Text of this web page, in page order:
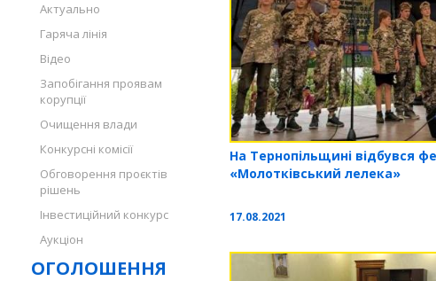
Актуально
Гаряча лінія
Відео
Запобігання проявам
корупції
Очищення влади
Конкурсні комісії
Обговорення проєктів
рішень
Інвестиційний конкурс
Аукціон
ОГОЛОШЕННЯ
На Тернопільщині відбувся
«Молотківський лелека»
17.08.2021